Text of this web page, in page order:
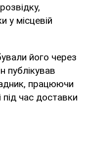
у місцевій
його через
публікував
працюючи
час доставки